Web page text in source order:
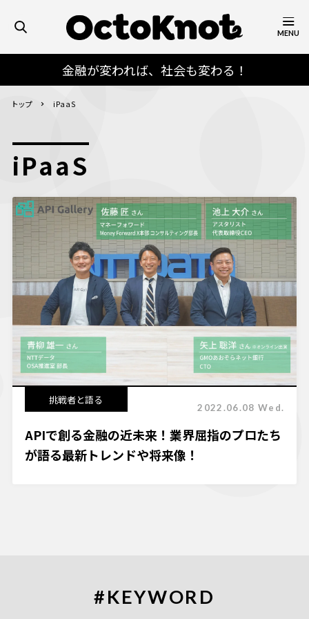
金融が変われば、社会も変わる！
MENU
トップ iPaaS
iPaaS
挑戦者と語る
2022.06.08 Wed.
APIで創る金融の近未来！業界屈指のプロたち
が語る最新トレンドや将来像！
#KEYWORD